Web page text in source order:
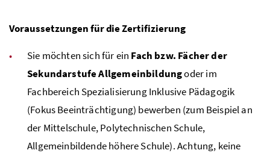
Voraussetzungen für die Zertifizierung
Sie möchten sich für ein Fach bzw. Fächer der
Sekundarstufe Allgemeinbildungoder im
Fachbereich Spezialisierung Inklusive Pädagogik
(Fokus Beeinträchtigung) bewerben (zum Beispiel an
der Mittelschule, Polytechnischen Schule,
Allgemeinbildende höhere Schule). Achtung, keine